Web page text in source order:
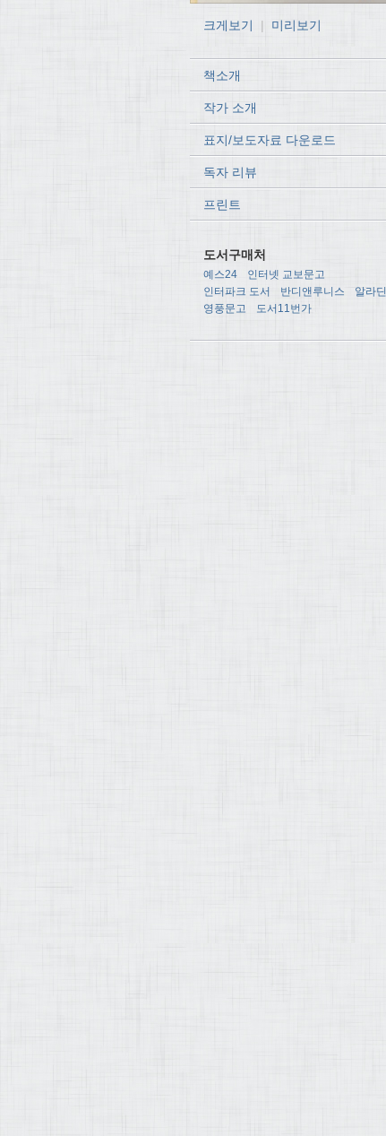
크게보기 | 미리보기
책소개
작가 소개
표지/보도자료 다운로드
독자 리뷰
프린트
도서구매처
예스24
인터넷 교보문고
인터파크 도서
반디앤루니스
알라딘
영풍문고
도서11번가